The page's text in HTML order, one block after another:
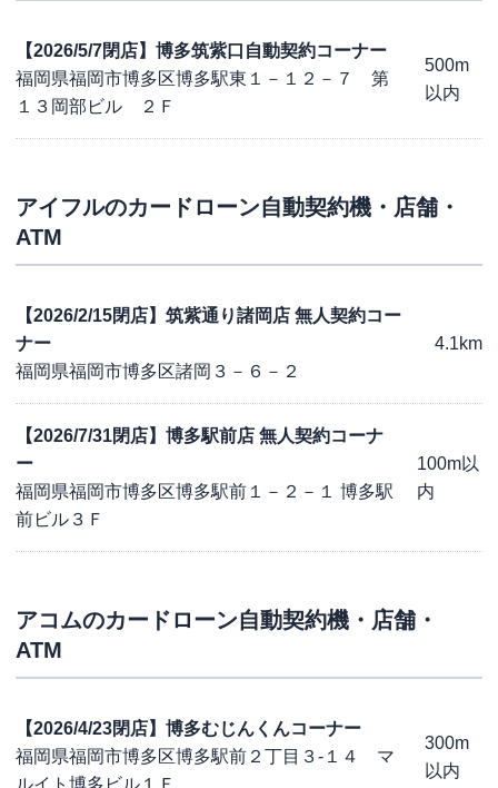
【2026/5/7閉店】博多筑紫口自動契約コーナー
福岡県福岡市博多区博多駅東１－１２－７ 第
１３岡部ビル ２Ｆ
500m
以内
アイフルのカードローン自動契約機・店舗・
ATM
【2026/2/15閉店】筑紫通り諸岡店 無人契約コー
ナー
福岡県福岡市博多区諸岡３－６－２
4.1km
【2026/7/31閉店】博多駅前店 無人契約コーナ
ー
福岡県福岡市博多区博多駅前１－２－１ 博多駅
前ビル３Ｆ
100m以
内
アコムのカードローン自動契約機・店舗・
ATM
【2026/4/23閉店】博多むじんくんコーナー
福岡県福岡市博多区博多駅前２丁目３-１４ マ
ルイト博多ビル１Ｆ
300m
以内